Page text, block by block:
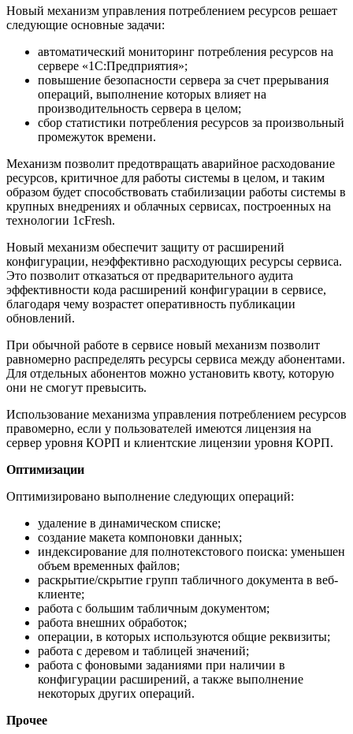
Новый механизм управления потреблением ресурсов решает
следующие основные задачи:
автоматический мониторинг потребления ресурсов на
сервере «1С:Предприятия»;
повышение безопасности сервера за счет прерывания
операций, выполнение которых влияет на
производительность сервера в целом;
сбор статистики потребления ресурсов за произвольный
промежуток времени.
Механизм позволит предотвращать аварийное расходование
ресурсов, критичное для работы системы в целом, и таким
образом будет способствовать стабилизации работы системы в
крупных внедрениях и облачных сервисах, построенных на
технологии 1cFresh.
Новый механизм обеспечит защиту от расширений
конфигурации, неэффективно расходующих ресурсы сервиса.
Это позволит отказаться от предварительного аудита
эффективности кода расширений конфигурации в сервисе,
благодаря чему возрастет оперативность публикации
обновлений.
При обычной работе в сервисе новый механизм позволит
равномерно распределять ресурсы сервиса между абонентами.
Для отдельных абонентов можно установить квоту, которую
они не смогут превысить.
Использование механизма управления потреблением ресурсов
правомерно, если у пользователей имеются лицензия на
сервер уровня КОРП и клиентские лицензии уровня КОРП.
Оптимизации
Оптимизировано выполнение следующих операций:
удаление в динамическом списке;
создание макета компоновки данных;
индексирование для полнотекстового поиска: уменьшен
объем временных файлов;
раскрытие/скрытие групп табличного документа в веб-
клиенте;
работа с большим табличным документом;
работа внешних обработок;
операции, в которых используются общие реквизиты;
работа с деревом и таблицей значений;
работа с фоновыми заданиями при наличии в
конфигурации расширений, а также выполнение
некоторых других операций.
Прочее